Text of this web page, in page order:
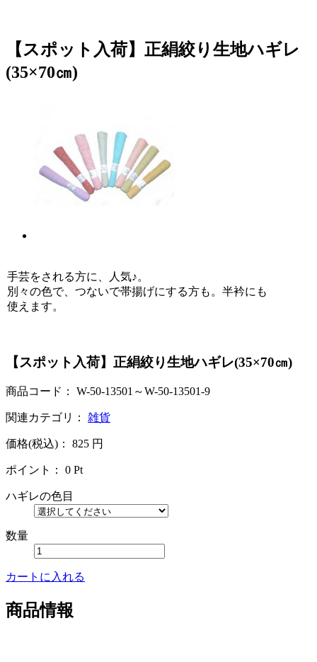
【スポット入荷】正絹絞り生地ハギレ
(35×70㎝)
手芸をされる方に、人気♪。
別々の色で、つないで帯揚げにする方も。半衿にも
使えます。
【スポット入荷】正絹絞り生地ハギレ(35×70㎝)
商品コード： W-50-13501～W-50-13501-9
関連カテゴリ： 雑貨
価格(税込)： 825 円
ポイント： 0 Pt
ハギレの色目
数量
カートに入れる
商品情報